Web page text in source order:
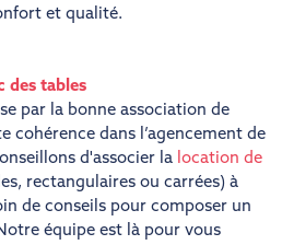
et qualité.
des tables
par la bonne association de
cohérence dans l’agencement de
d'associer la location de
rectangulaires ou carrées) à
de conseils pour composer un
équipe est là pour vous